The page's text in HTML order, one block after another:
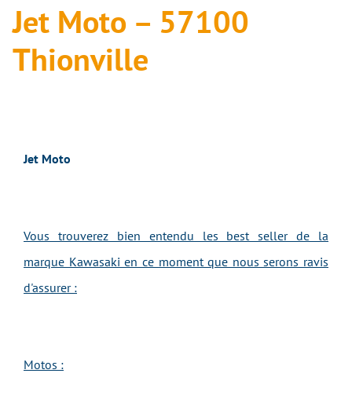
Jet Moto – 57100
Thionville
Jet Moto
Vous trouverez bien entendu les best seller de la
marque Kawasaki en ce moment que nous serons ravis
d'assurer :
Motos :